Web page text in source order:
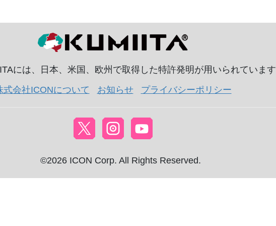
には、日本、米国、欧州で取得した特許発明が用いられています
式会社ICONについて
お知らせ プライバシーポリシー